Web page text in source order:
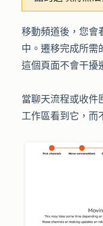
移動頻道後，您會
中。遷移完成所需
這個頁面不會干擾
當聊天流程或收件
工作區看到它，而